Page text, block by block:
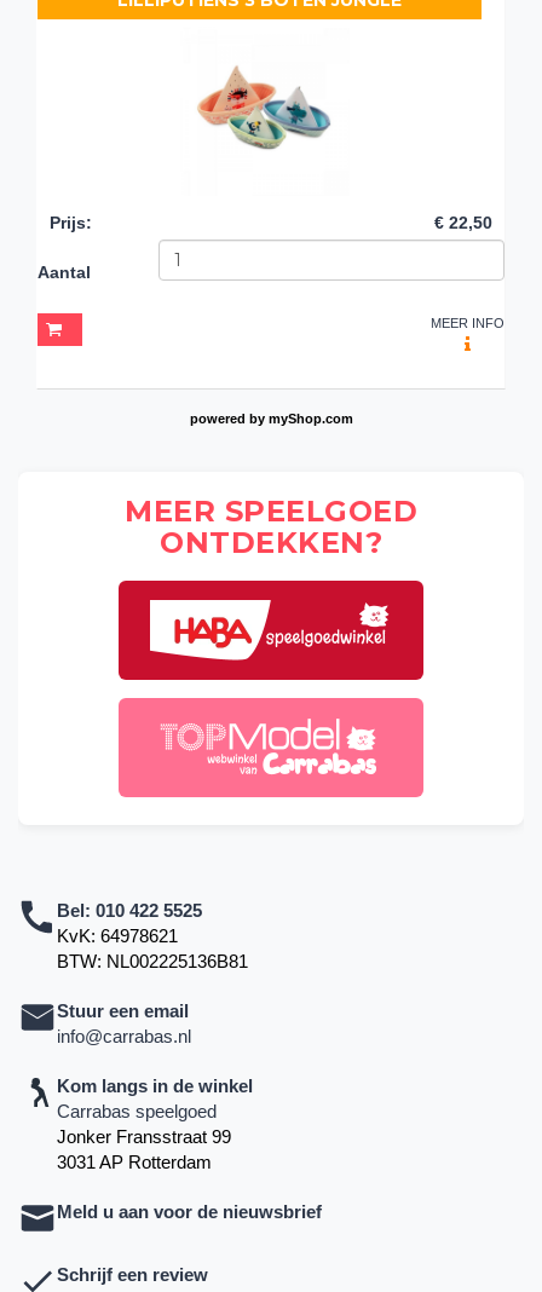
Prijs: € 22,50
Aantal
MEER INFO
powered by myShop.com
MEER SPEELGOED
ONTDEKKEN?
Bel: 010 422 5525
KvK: 64978621
BTW: NL002225136B81
Stuur een email
info@carrabas.nl
Kom langs in de winkel
Carrabas speelgoed
Jonker Fransstraat 99
3031 AP Rotterdam
Meld u aan voor de nieuwsbrief
Schrijf een review